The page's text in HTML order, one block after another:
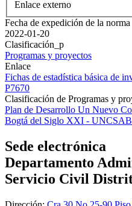
Enlace externo
Fecha de expedición de la norma
2022-01-20
Clasificación_p
Programas y proyectos
Enlace
Fichas de estadística básica de
P7670
Clasificación de Programas y
Plan de Desarrollo Un Nuevo
Bogtá del Siglo XXI -
Sede electrónica
Departamento
Servicio Civil